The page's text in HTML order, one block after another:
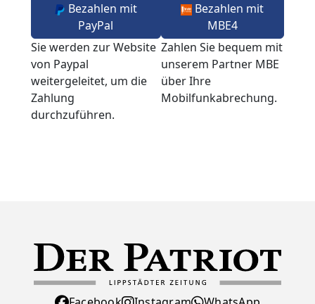
Bezahlen mit
PayPal
Sie werden zur Website
von Paypal
weitergeleitet, um die
Zahlung
durchzuführen.
Bezahlen mit
MBE4
Zahlen Sie bequem mit
unserem Partner MBE
über Ihre
Mobilfunkabrechung.